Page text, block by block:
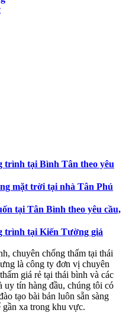
trình tại Bình Tân theo yêu
mặt trời tại nhà Tân Phú
tại Tân Bình theo yêu cầu,
trình tại Kiến Tường giá
chuyên chống thấm tại thái
là công ty đơn vị chuyên
giá rẻ tại thái bình và các
uy tín hàng đầu, chúng tôi có
tạo bài bản luôn sẵn sàng
xa trong khu vực.